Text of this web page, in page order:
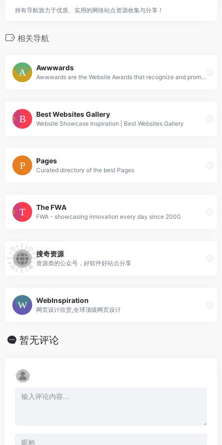
持有导航致力于优质、实用的网络站点资源收集与分享！
相关导航
Awwwards
Awwwards are the Website Awards that recognize and promote the talent and effort of the best developers, designers and web agencies in the world.
Best Websites Gallery
Website Showcase Inspiration | Best Websites Gallery
Pages
Curated directory of the best Pages
The FWA
FWA - showcasing innovation every day since 2000
搜奇资源
资源类的公众号，好软件好站点分享
WebInspiration
网页设计欣赏,全球顶级网页设计
暂无评论